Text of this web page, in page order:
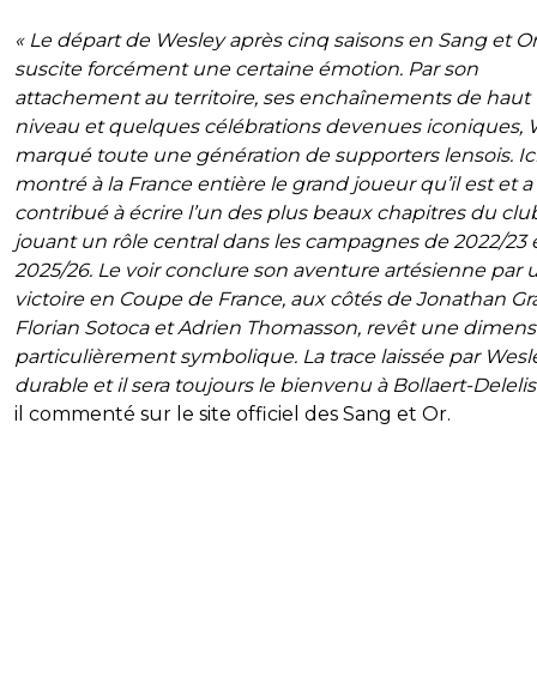
« Le départ de Wesley après cinq saisons en Sang et Or
suscite forcément une certaine émotion. Par son
attachement au territoire, ses enchaînements de haut
niveau et quelques célébrations devenues iconiques,
marqué toute une génération de supporters lensois.
montré à la France entière le grand joueur qu’il est et a
contribué à écrire l’un des plus beaux chapitres du
jouant un rôle central dans les campagnes de 2022/23
2025/26. Le voir conclure son aventure artésienne par
victoire en Coupe de France, aux côtés de Jonathan
Florian Sotoca et Adrien Thomasson, revêt une
particulièrement symbolique. La trace laissée par
durable et il sera toujours le bienvenu à Bollaert-Delelis
il commenté sur le site officiel des Sang et Or.